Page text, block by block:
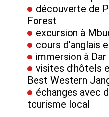
découverte de
Forest
excursion à
cours d’anglais
immersion à Dar
visites d’hôtels
Best Western
échanges avec
tourisme local